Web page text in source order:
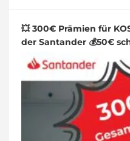
💥 300€ Prämien für
der Santander 💰50€